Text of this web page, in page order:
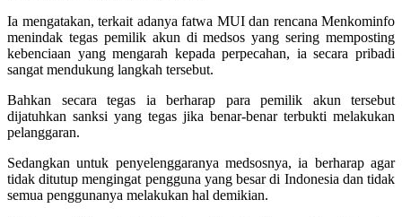
Ia mengatakan, terkait adanya fatwa MUI dan rencana Menkominfo
menindak tegas pemilik akun di medsos yang sering memposting
kebenciaan yang mengarah kepada perpecahan, ia secara pribadi
sangat mendukung langkah tersebut.
Bahkan secara tegas ia berharap para pemilik akun tersebut
dijatuhkan sanksi yang tegas jika benar-benar terbukti melakukan
pelanggaran.
Sedangkan untuk penyelenggaranya medsosnya, ia berharap agar
tidak ditutup mengingat pengguna yang besar di Indonesia dan tidak
semua penggunanya melakukan hal demikian.